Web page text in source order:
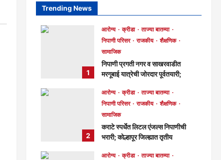
Trending News
1
आरोग्य क्रीडा
ताज्या बातम्या
निपाणी परिसर
राजकीय
शैक्षणिक
सामाजिक
निपाणी प्रगती नगर व साखरवाडीत
मरगूबाई यात्रेची जोरदार पूर्वतयारी;
मुख्य संपादक 1 day ago
2
आरोग्य क्रीडा
ताज्या बातम्या
निपाणी परिसर
राजकीय
शैक्षणिक
सामाजिक
कराटे स्पर्धेत लिटल एंजल्स निपाणीची
भरारी; कोल्हापूर जिल्ह्यात तृतीय
आरोग्य क्रीडा
ताज्या बातम्या